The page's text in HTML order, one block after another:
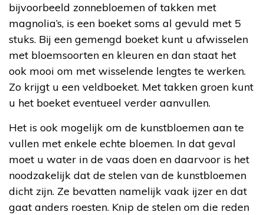
bijvoorbeeld zonnebloemen of takken met
magnolia’s, is een boeket soms al gevuld met 5
stuks. Bij een gemengd boeket kunt u afwisselen
met bloemsoorten en kleuren en dan staat het
ook mooi om met wisselende lengtes te werken.
Zo krijgt u een veldboeket. Met takken groen kunt
u het boeket eventueel verder aanvullen.
Het is ook mogelijk om de kunstbloemen aan te
vullen met enkele echte bloemen. In dat geval
moet u water in de vaas doen en daarvoor is het
noodzakelijk dat de stelen van de kunstbloemen
dicht zijn. Ze bevatten namelijk vaak ijzer en dat
gaat anders roesten. Knip de stelen om die reden